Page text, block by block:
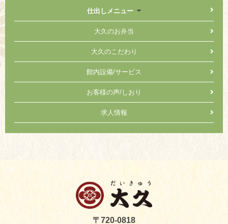
仕出しメニュー
大久のお弁当
大久のこだわり
館内設備/サービス
お客様の声/しおり
求人情報
〒720-0818